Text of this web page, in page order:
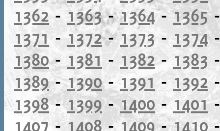
1362 - 1363-1364-1365
1371 - 1372-1373- 1374
1380- 1381 - 1382 - 1383
1389-1390-1391 -1392
1398-1399-1400 -1401
1407 - 1408-1409-1410